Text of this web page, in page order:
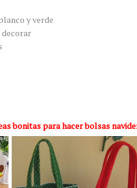
y verde
decorar
bonitas para hacer bolsas